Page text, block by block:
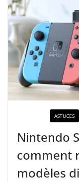
ASTUCES
Nintendo
comment
modèles